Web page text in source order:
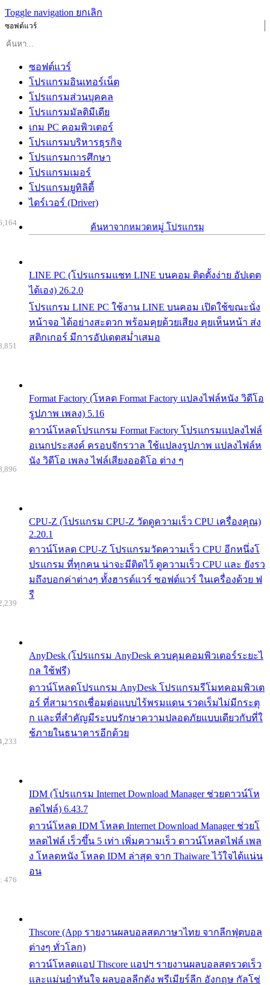
Toggle navigation ยกเลิก
ซอฟต์แวร์
ซอฟต์แวร์
โปรแกรมอินเทอร์เน็ต
โปรแกรมส่วนบุคคล
โปรแกรมมัลติมีเดีย
เกม PC คอมพิวเตอร์
โปรแกรมบริหารธุรกิจ
โปรแกรมการศึกษา
โปรแกรมเมอร์
โปรแกรมยูทิลิตี้
ไดร์เวอร์ (Driver)
ค้นหาจากหมวดหมู่ โปรแกรม
LINE PC (โปรแกรมแชท LINE บนคอม ติดตั้งง่าย อัปเดต
ได้เอง) 26.2.0
โปรแกรม LINE PC ใช้งาน LINE บนคอม เปิดใช้ขณะนั่ง
หน้าจอ ได้อย่างสะดวก พร้อมคุยด้วยเสียง คุยเห็นหน้า ส่ง
สติกเกอร์ มีการอัปเดตสม่ำเสมอ
Format Factory (โหลด Format Factory แปลงไฟล์หนัง วิดีโอ
รูปภาพ เพลง) 5.16
ดาวน์โหลดโปรแกรม Format Factory โปรแกรมแปลงไฟล์
อเนกประสงค์ ครอบจักรวาล ใช้แปลงรูปภาพ แปลงไฟล์ห
นัง วิดีโอ เพลง ไฟล์เสียงออดิโอ ต่าง ๆ
CPU-Z (โปรแกรม CPU-Z วัดดูความเร็ว CPU เครื่องคุณ)
2.20.1
ดาวน์โหลด CPU-Z โปรแกรมวัดความเร็ว CPU อีกหนึ่งโ
ปรแกรม ที่ทุกคน น่าจะมีติดไว้ ดูความเร็ว CPU และ ยังรว
มถึงบอกค่าต่างๆ ทั้งฮารด์แวร์ ซอฟต์แวร์ ในเครื่องด้วย ฟ
รี
AnyDesk (โปรแกรม AnyDesk ควบคุมคอมพิวเตอร์ระยะไ
กล ใช้ฟรี)
ดาวน์โหลดโปรแกรม AnyDesk โปรแกรมรีโมทคอมพิวเต
อร์ ที่สามารถเชื่อมต่อแบบไร้พรมแดน รวดเร็มไม่มีกระตุ
ก และที่สำคัญมีระบบรักษาความปลอดภัยแบบเดียวกับที่ใ
ช้ภายในธนาคารอีกด้วย
IDM (โปรแกรม Internet Download Manager ช่วยดาวน์โห
ลดไฟล์) 6.43.7
ดาวน์โหลด IDM โหลด Internet Download Manager ช่วยโ
หลดไฟล์ เร็วขึ้น 5 เท่า เพิ่มความเร็ว ดาวน์โหลดไฟล์ เพล
ง โหลดหนัง โหลด IDM ล่าสุด จาก Thaiware ไว้ใจได้แน่น
อน
Thscore (App รายงานผลบอลสดภาษาไทย จากลีกฟุตบอล
ต่างๆ ทั่วโลก)
ดาวน์โหลดแอป Thscore แอปฯ รายงานผลบอลสดรวดเร็ว
และแม่นยำทันใจ ผลบอลลีกดัง พรีเมียร์ลีก อังกฤษ กัลโช่
476